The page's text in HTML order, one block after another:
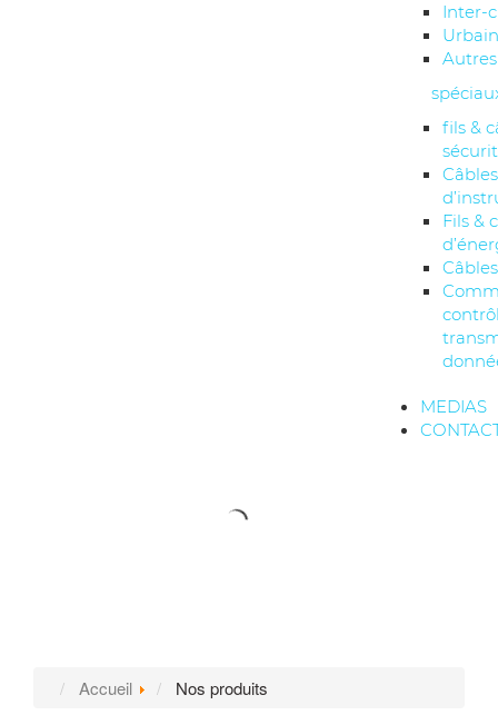
Inter-
Autres
fils &
Câbles
Fils &
MEDIAS
Accueil Nos produits